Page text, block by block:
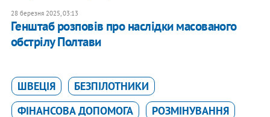
28 березня 2025, 03:13
Генштаб розповів про наслідки масованого
обстрілу Полтави
ШВЕЦІЯ
БЕЗПІЛОТНИКИ
ФІНАНСОВА ДОПОМОГА
РОЗМІНУВАННЯ